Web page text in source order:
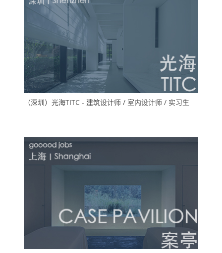
（深圳）光海TITC - 建筑设计师 / 室内设计师 / 实习生